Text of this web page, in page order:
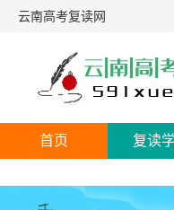
云南高考复读网
首页 复读